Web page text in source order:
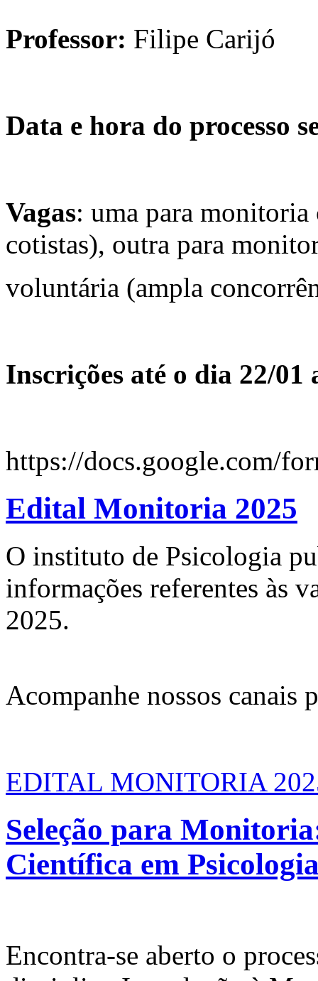
Professor: Filipe Carijó
Data e hora do processo
Vagas: uma para monitoria
cotistas), outra para
voluntária (ampla
Inscrições até o dia 22/
https://docs.google.com/
Edital Monitoria 2025
O instituto de Psicologia
informações referentes às
2025.
Acompanhe nossos canais
EDITAL MONITORIA
Seleção para
Científica em
Encontra-se aberto o